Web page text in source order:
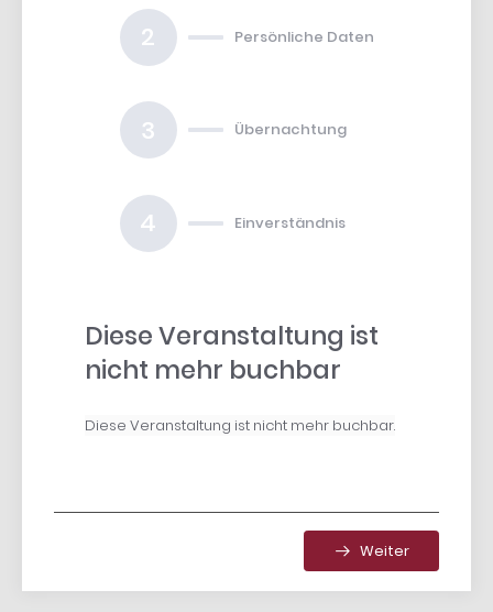
2 Persönliche Daten
3 Übernachtung
4 Einverständnis
Diese Veranstaltung ist
nicht mehr buchbar
Diese Veranstaltung ist nicht mehr buchbar.
Weiter